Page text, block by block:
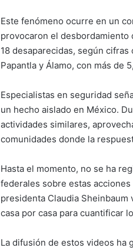
Este fenómeno ocurre en un
provocaron el desbordamiento
18 desaparecidas, según
Papantla y Álamo, con más de
Especialistas en seguridad
un hecho aislado en México.
actividades similares,
comunidades donde la
Hasta el momento, no se ha
federales sobre estas
presidenta Claudia
casa por casa para cuantificar
La difusión de estos videos ha